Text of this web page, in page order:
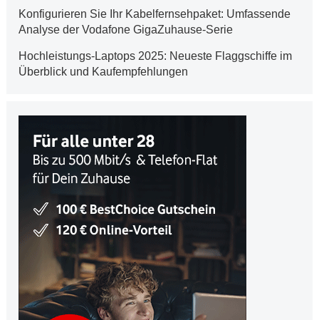
Konfigurieren Sie Ihr Kabelfernsehpaket: Umfassende
Analyse der Vodafone GigaZuhause-Serie
Hochleistungs-Laptops 2025: Neueste Flaggschiffe im
Überblick und Kaufempfehlungen